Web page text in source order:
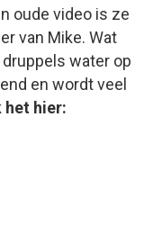
oude video is ze
van Mike. Wat
water op
en wordt veel
het hier: